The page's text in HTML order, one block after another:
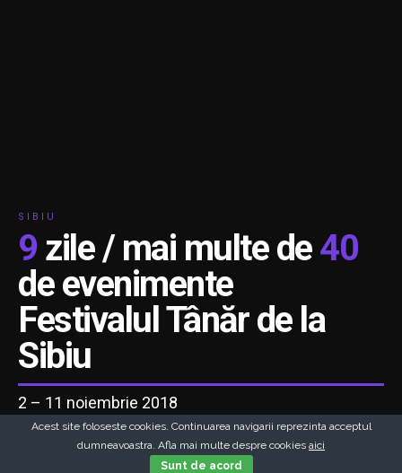
SIBIU
9 zile / mai multe de40
de evenimente
Festivalul Tânăr de la
Sibiu
2 – 11 noiembrie 2018
Acest site foloseste cookies. Continuarea navigarii reprezinta acceptul
dumneavoastra. Afla mai multe despre cookies aici
Sunt de acord